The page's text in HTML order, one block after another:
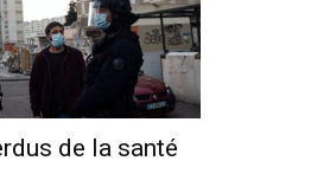
de la santé